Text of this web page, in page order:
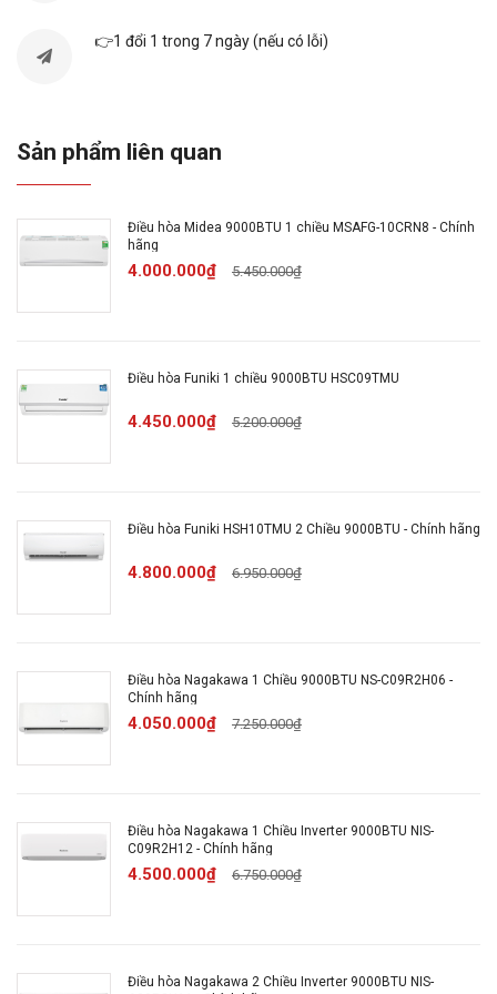
Tiện ích:
chỉ sử dụng quạt, không làm lạnh, Làm lạnh
nhanh tức thì, Chức năng hút ẩm, Hẹn giờ bật tắt
máy, Hoạt động siêu êm, Thổi gió dễ chịu (cho
Kháng khuẩn khử mùi:Tấm vi lọc bụi
Chế độ làm lạnh nhanh:Có Powerful
phải tùy chỉnh tay
Thông tin chung
Dày 22.6 cm - Nặng 8 kg
Chất liệu dàn tản nhiệt:Ống dẫn gas bằng Đồng
- Lá tản nhiệt bằng Nhôm
👉1 đổi 1 trong 7 ngày (nếu có lỗi)
Sản phẩm liên quan
Điều hòa Midea 9000BTU 1 chiều MSAFG-10CRN8 - Chính
hãng
4.000.000₫ 5.450.000₫
Điều hòa Funiki 1 chiều 9000BTU HSC09TMU
4.450.000₫ 5.200.000₫
Điều hòa Funiki HSH10TMU 2 Chiều 9000BTU - Chính hãng
4.800.000₫ 6.950.000₫
Điều hòa Nagakawa 1 Chiều 9000BTU NS-C09R2H06 -
Chính hãng
4.050.000₫ 7.250.000₫
Điều hòa Nagakawa 1 Chiều Inverter 9000BTU NIS-
C09R2H12 - Chính hãng
4.500.000₫ 6.750.000₫
Điều hòa Nagakawa 2 Chiều Inverter 9000BTU NIS-